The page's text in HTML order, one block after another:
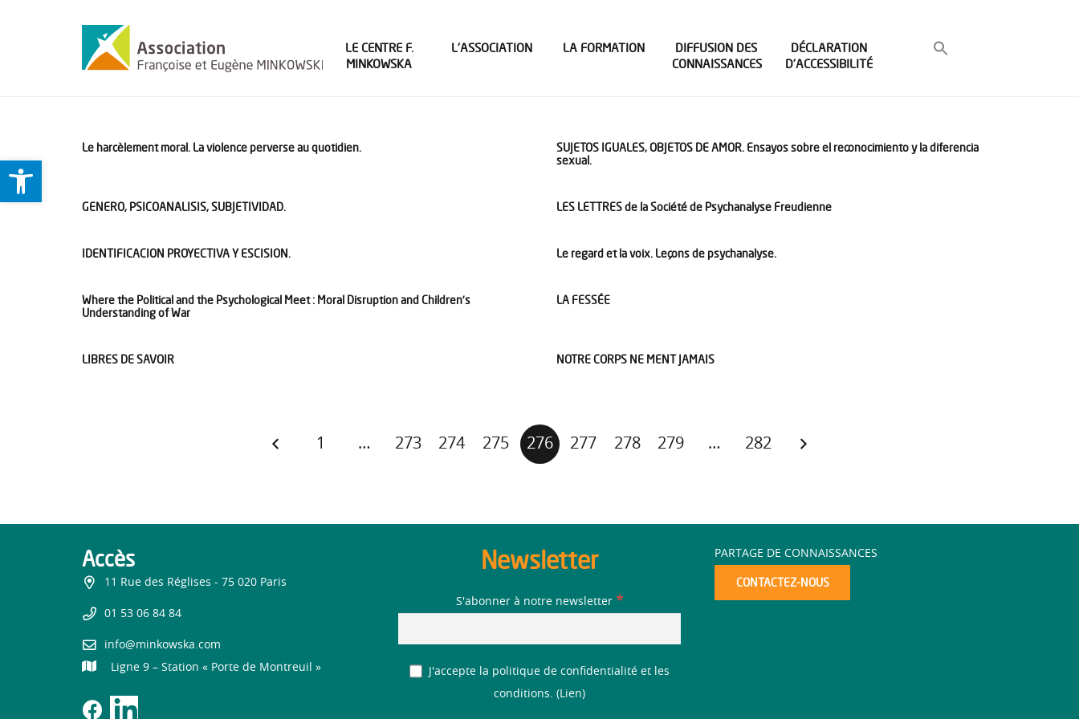
Ouvrir la barre d’outils
LE CENTRE F.
MINKOWSKA
L’ASSOCIATION LA FORMATION
DIFFUSION DES
CONNAISSANCES
DÉCLARATION
D’ACCESSIBILITÉ
Le harcèlement moral. La violence perverse au quotidien.
SUJETOS IGUALES, OBJETOS DE AMOR. Ensayos sobre el reconocimiento y la diferencia
sexual.
GENERO, PSICOANALISIS, SUBJETIVIDAD. LES LETTRES de la Société de Psychanalyse Freudienne
IDENTIFICACION PROYECTIVA Y ESCISION. Le regard et la voix. Leçons de psychanalyse.
Where the Political and the Psychological Meet : Moral Disruption and Children’s
Understanding of War
LA FESSÉE
LIBRES DE SAVOIR NOTRE CORPS NE MENT JAMAIS
1 … 273 274 275 276 277 278 279 … 282
Accès
11 Rue des Réglises - 75 020 Paris
01 53 06 84 84
info@minkowska.com
Ligne 9 – Station « Porte de Montreuil »
Newsletter
S'abonner à notre newsletter *
J'accepte la politique de confidentialité et les
conditions. ( Lien)
PARTAGE DE CONNAISSANCES
CONTACTEZ-NOUS